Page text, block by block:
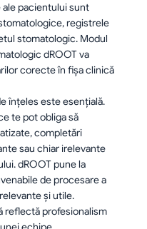
pacientului sunt
registrele
stomatologic. Modul
dROOT va
corecte în fișa clinică
înţeles este esenţială.
te pot obliga să
completări
sau chiar irelevante
dROOT pune la
de procesare a
şi utile.
reflectă profesionalism